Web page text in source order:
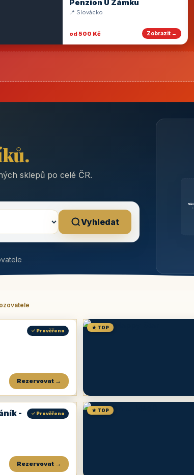
Penzion U Zámku
📍 Slovácko
od 500 Kč Zobrazit →
sklepů po celé ČR.
Vyhledat
✓ Prověřeno
Rezervovat →
★ TOP
-
✓ Prověřeno
Rezervovat →
★ TOP